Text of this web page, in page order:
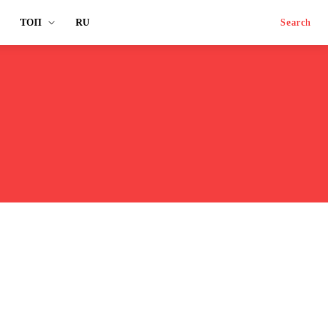
ТОП RU Search